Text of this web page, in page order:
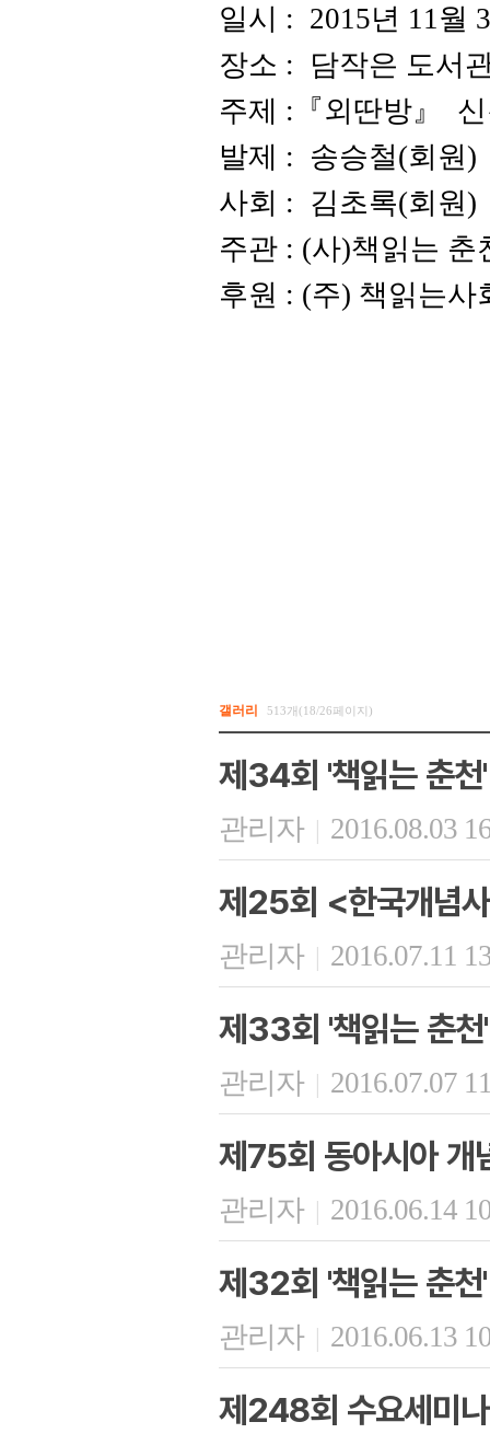
일시 : 2015년 11 월 3
장소 : 담작은 도서
주제 : 『외딴방 』
발제 : 송승철(회원 )
사회 : 김초록(회원 )
주관 : (사)책읽는 춘
후원 : (주) 책읽는사
갤러리 513개(18/26페이지)
제34회 '책읽는 춘천'
관리자 | 2016.08.03
제25회 <한국개념
관리자 | 2016.07.11
제33회 '책읽는 춘천'
관리자 | 2016.07.07
제75회 동아시아 개
관리자 | 2016.06.14
제32회 '책읽는 춘천'
관리자 | 2016.06.13
제248회 수요세미나